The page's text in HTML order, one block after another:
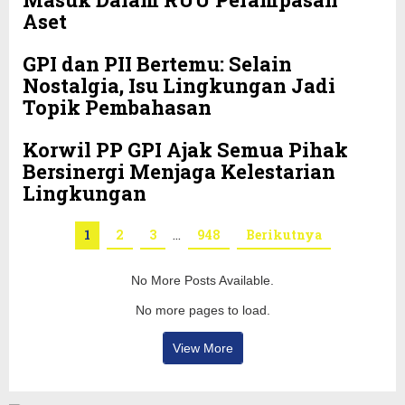
Aset
GPI dan PII Bertemu: Selain
Nostalgia, Isu Lingkungan Jadi
Topik Pembahasan
Korwil PP GPI Ajak Semua Pihak
Bersinergi Menjaga Kelestarian
Lingkungan
1 2 3 … 948 Berikutnya
No More Posts Available.
No more pages to load.
View More